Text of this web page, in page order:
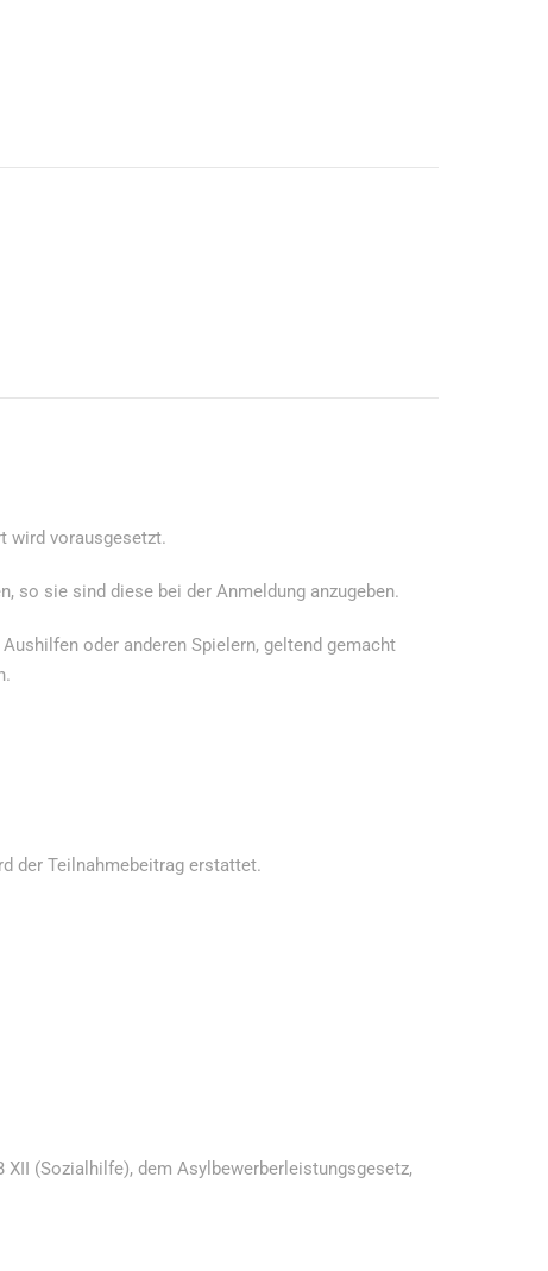
wird vorausgesetzt.
so sie sind diese bei der Anmeldung anzugeben.
oder anderen Spielern, geltend gemacht
der Teilnahmebeitrag erstattet.
XII (Sozialhilfe), dem Asylbewerberleistungsgesetz,